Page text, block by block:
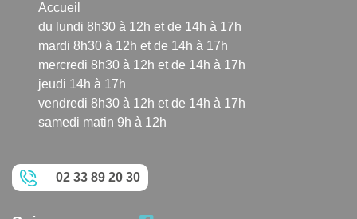
Accueil
du lundi 8h30 à 12h et de 14h à 17h
mardi 8h30 à 12h et de 14h à 17h
mercredi 8h30 à 12h et de 14h à 17h
jeudi 14h à 17h
vendredi 8h30 à 12h et de 14h à 17h
samedi matin 9h à 12h
02 33 89 20 30